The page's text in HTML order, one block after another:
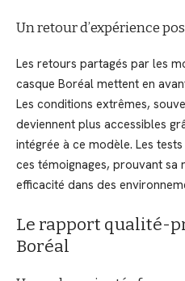
Un retour d’expérience
Les retours partagés par les
casque Boréal mettent en
Les conditions extrêmes,
deviennent plus accessibles
intégrée à ce modèle. Les
ces témoignages, prouvant sa
efficacité dans des
Le rapport qualité-
Boréal